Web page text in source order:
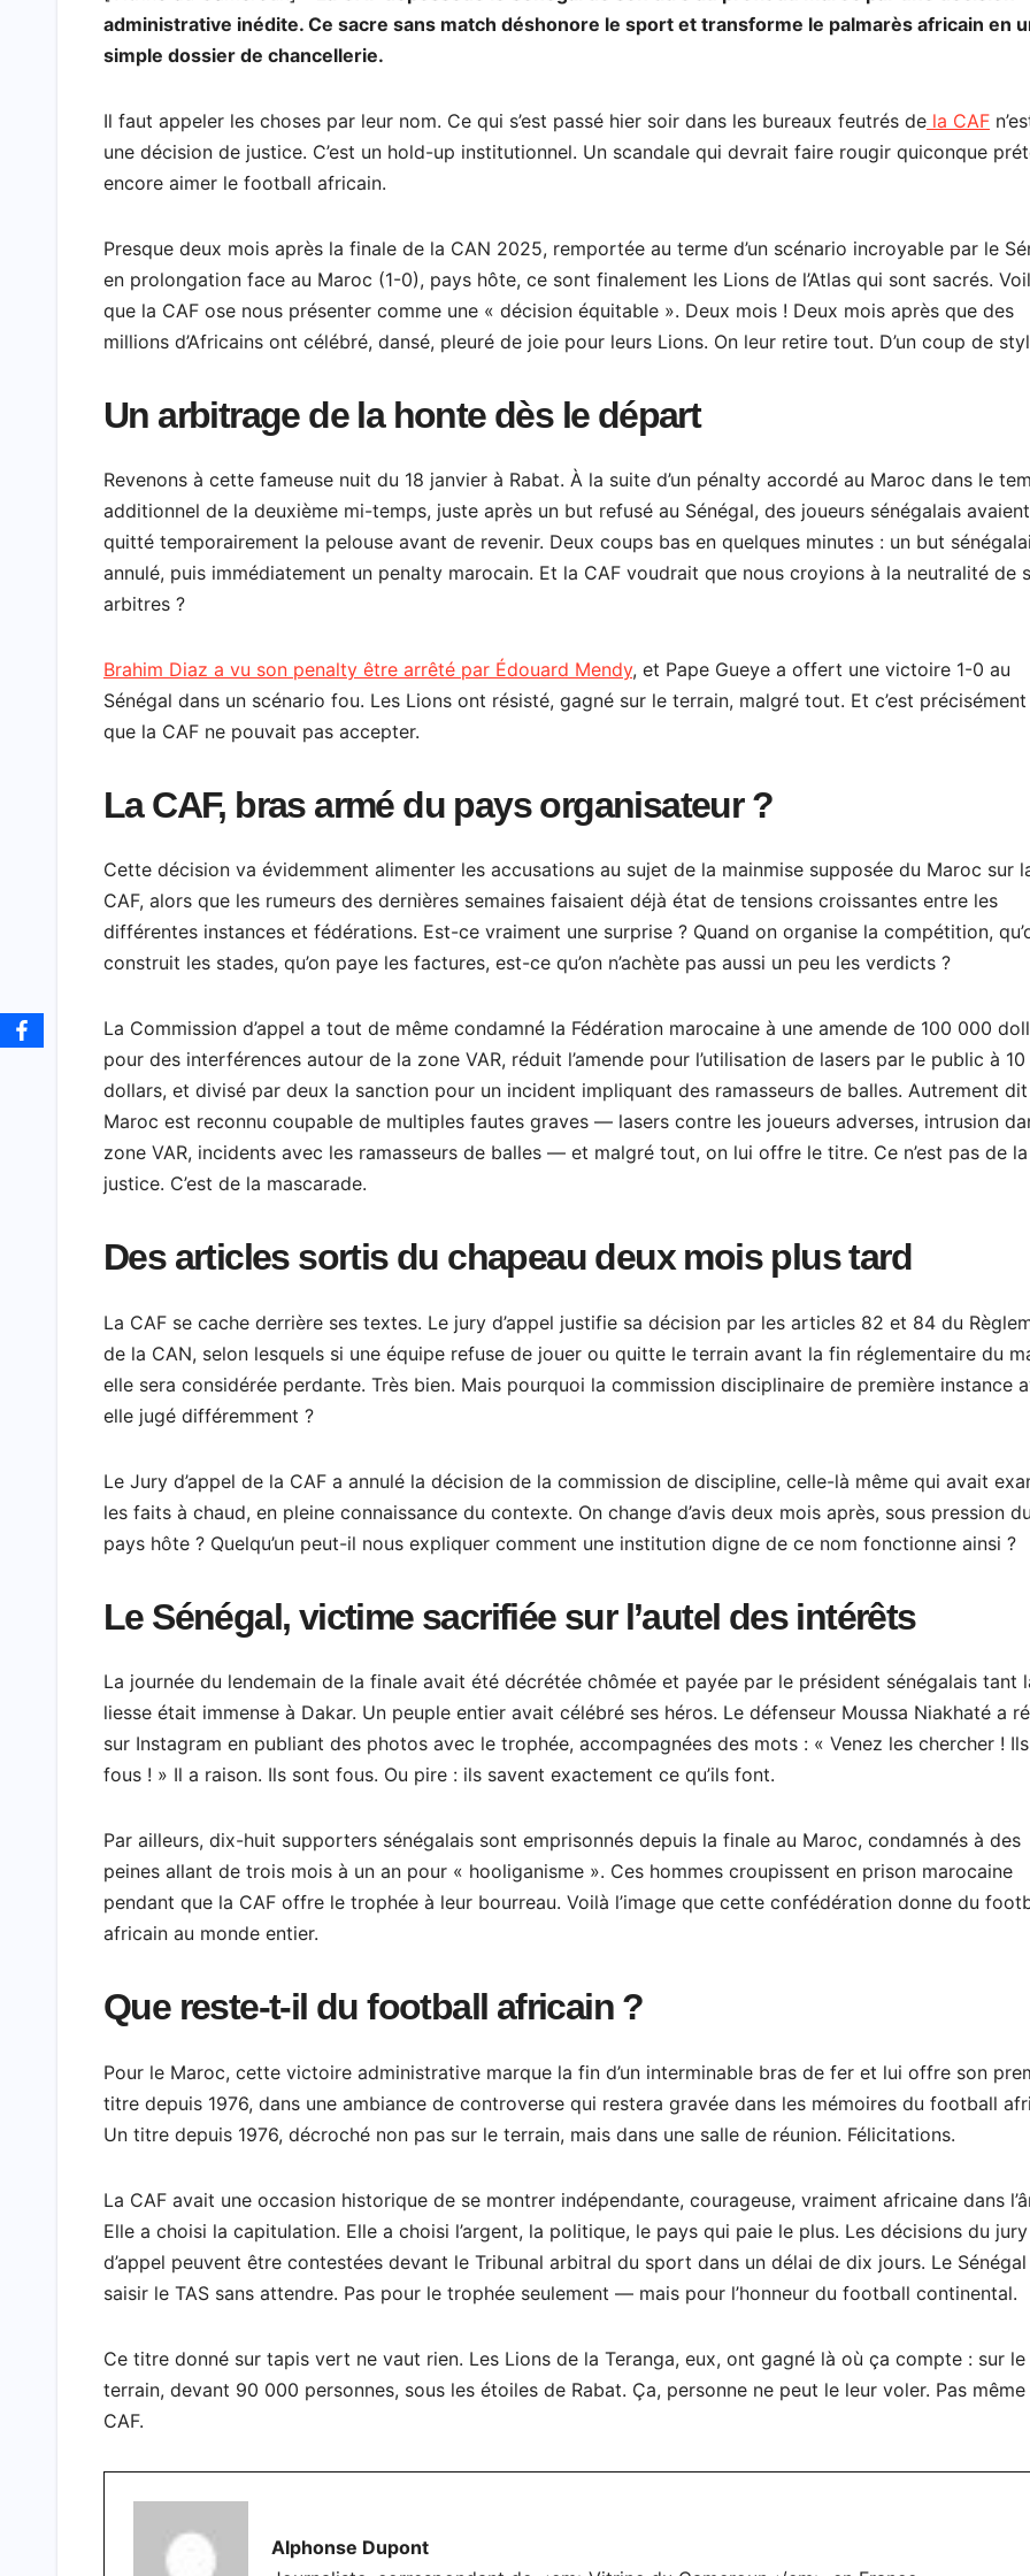
a
c
b
o
o
k
h
a
s
A
p
p
w
i
t
e
r
a
h
o
M
a
i
l
i
n
e
d
I
n
e
l
g
r
a
m
m
l
h
e
administrative inédite. Ce sacre sans match déshonore le sport et transforme le palmarès africain en
simple dossier de chancellerie.
Il faut appeler les choses par leur nom. Ce qui s’est passé hier soir dans les bureaux feutrés de la CAF
une décision de justice. C’est un hold-up institutionnel. Un scandale qui devrait faire rougir quiconque
encore aimer le football africain.
Presque deux mois après la finale de la CAN 2025, remportée au terme d’un scénario incroyable par le
en prolongation face au Maroc (1-0), pays hôte, ce sont finalement les Lions de l’Atlas qui sont sacrés.
que la CAF ose nous présenter comme une « décision équitable ». Deux mois ! Deux mois après que des
millions d’Africains ont célébré, dansé, pleuré de joie pour leurs Lions. On leur retire tout. D’un coup de
Un arbitrage de la honte dès le départ
Revenons à cette fameuse nuit du 18 janvier à Rabat. À la suite d’un pénalty accordé au Maroc dans le
additionnel de la deuxième mi-temps, juste après un but refusé au Sénégal, des joueurs sénégalais avaient
quitté temporairement la pelouse avant de revenir. Deux coups bas en quelques minutes : un but
annulé, puis immédiatement un penalty marocain. Et la CAF voudrait que nous croyions à la neutralité de
arbitres ?
Brahim Diaz a vu son penalty être arrêté par Édouard Mendy, et Pape Gueye a offert une victoire 1-0 au
Sénégal dans un scénario fou. Les Lions ont résisté, gagné sur le terrain, malgré tout. Et c’est
que la CAF ne pouvait pas accepter.
La CAF, bras armé du pays organisateur ?
Cette décision va évidemment alimenter les accusations au sujet de la mainmise supposée du Maroc sur
CAF, alors que les rumeurs des dernières semaines faisaient déjà état de tensions croissantes entre les
différentes instances et fédérations. Est-ce vraiment une surprise ? Quand on organise la compétition,
construit les stades, qu’on paye les factures, est-ce qu’on n’achète pas aussi un peu les verdicts ?
La Commission d’appel a tout de même condamné la Fédération marocaine à une amende de 100 000
pour des interférences autour de la zone VAR, réduit l’amende pour l’utilisation de lasers par le public à
dollars, et divisé par deux la sanction pour un incident impliquant des ramasseurs de balles. Autrement
Maroc est reconnu coupable de multiples fautes graves — lasers contre les joueurs adverses, intrusion
zone VAR, incidents avec les ramasseurs de balles — et malgré tout, on lui offre le titre. Ce n’est pas de la
justice. C’est de la mascarade.
Des articles sortis du chapeau deux mois plus tard
La CAF se cache derrière ses textes. Le jury d’appel justifie sa décision par les articles 82 et 84 du
de la CAN, selon lesquels si une équipe refuse de jouer ou quitte le terrain avant la fin réglementaire du
elle sera considérée perdante. Très bien. Mais pourquoi la commission disciplinaire de première instance
elle jugé différemment ?
Le Jury d’appel de la CAF a annulé la décision de la commission de discipline, celle-là même qui avait
les faits à chaud, en pleine connaissance du contexte. On change d’avis deux mois après, sous pression du
pays hôte ? Quelqu’un peut-il nous expliquer comment une institution digne de ce nom fonctionne ainsi ?
Le Sénégal, victime sacrifiée sur l’autel des intérêts
La journée du lendemain de la finale avait été décrétée chômée et payée par le président sénégalais tant
liesse était immense à Dakar. Un peuple entier avait célébré ses héros. Le défenseur Moussa Niakhaté a
sur Instagram en publiant des photos avec le trophée, accompagnées des mots : « Venez les chercher !
fous ! » Il a raison. Ils sont fous. Ou pire : ils savent exactement ce qu’ils font.
Par ailleurs, dix-huit supporters sénégalais sont emprisonnés depuis la finale au Maroc, condamnés à des
peines allant de trois mois à un an pour « hooliganisme ». Ces hommes croupissent en prison marocaine
pendant que la CAF offre le trophée à leur bourreau. Voilà l’image que cette confédération donne du
africain au monde entier.
Que reste-t-il du football africain ?
Pour le Maroc, cette victoire administrative marque la fin d’un interminable bras de fer et lui offre son
titre depuis 1976, dans une ambiance de controverse qui restera gravée dans les mémoires du football
Un titre depuis 1976, décroché non pas sur le terrain, mais dans une salle de réunion. Félicitations.
La CAF avait une occasion historique de se montrer indépendante, courageuse, vraiment africaine dans
Elle a choisi la capitulation. Elle a choisi l’argent, la politique, le pays qui paie le plus. Les décisions du jury
d’appel peuvent être contestées devant le Tribunal arbitral du sport dans un délai de dix jours. Le
saisir le TAS sans attendre. Pas pour le trophée seulement — mais pour l’honneur du football continental.
Ce titre donné sur tapis vert ne vaut rien. Les Lions de la Teranga, eux, ont gagné là où ça compte : sur le
terrain, devant 90 000 personnes, sous les étoiles de Rabat. Ça, personne ne peut le leur voler. Pas même
CAF.
Alphonse Dupont